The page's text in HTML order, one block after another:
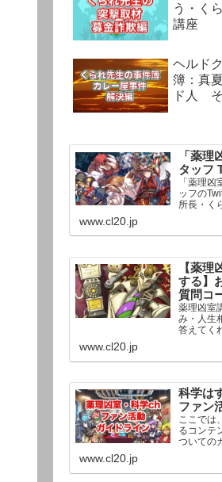
う・く
講座
ヘルド
簿：真
ド人
「薬理
タッフ
「薬理
ッフの
所長・く
バーの
リンク
を押すと
www.cl20.jp
【薬理
する】
質問コ
薬理凶室
み・人生
答えてく
送りい
画とし
定）！
www.cl20.jp
科学は
ファン
ここでは
るコンテ
ついての
す。ご
ンを遵
しくお願
www.cl20.jp